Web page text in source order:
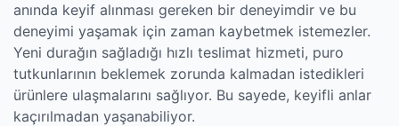
anında keyif alınması gereken bir deneyimdir ve bu
deneyimi yaşamak için zaman kaybetmek istemezler.
Yeni durağın sağladığı hızlı teslimat hizmeti, puro
tutkunlarının beklemek zorunda kalmadan istedikleri
ürünlere ulaşmalarını sağlıyor. Bu sayede, keyifli anlar
kaçırılmadan yaşanabiliyor.